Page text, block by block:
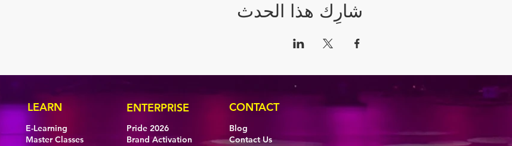
شارِك هذا الحدث
LEARN
E-Learning
Master Classes
ENTERPRISE
Pride 2026
Brand Activation
CONTACT
Blog
Contact Us